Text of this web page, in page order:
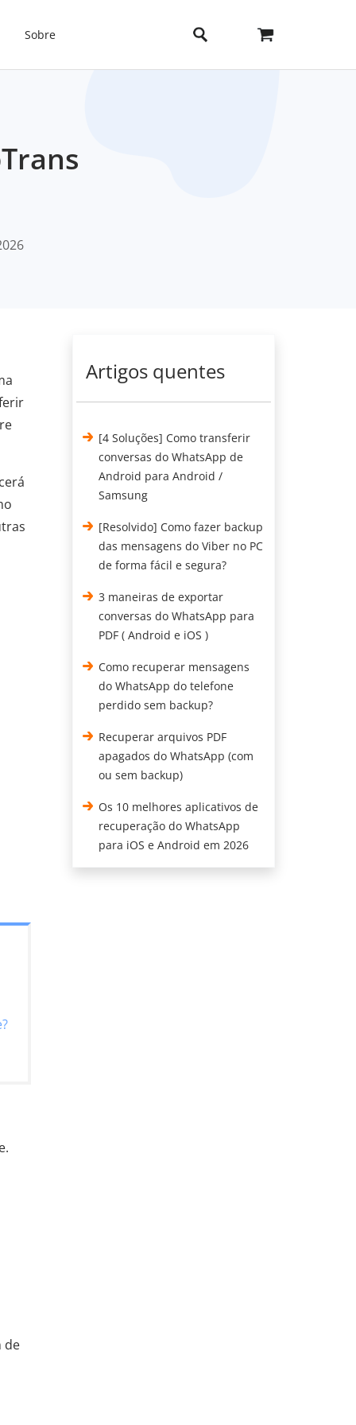
Sobre
de
Artigos quentes
[4 Soluções] Como transferir
conversas do WhatsApp de
Android para Android /
Samsung
[Resolvido] Como fazer backup
das mensagens do Viber no PC
de forma fácil e segura?
3 maneiras de exportar
conversas do WhatsApp para
PDF ( Android e iOS )
Como recuperar mensagens
do WhatsApp do telefone
perdido sem backup?
Recuperar arquivos PDF
apagados do WhatsApp (com
ou sem backup)
Os 10 melhores aplicativos de
recuperação do WhatsApp
para iOS e Android em 2026